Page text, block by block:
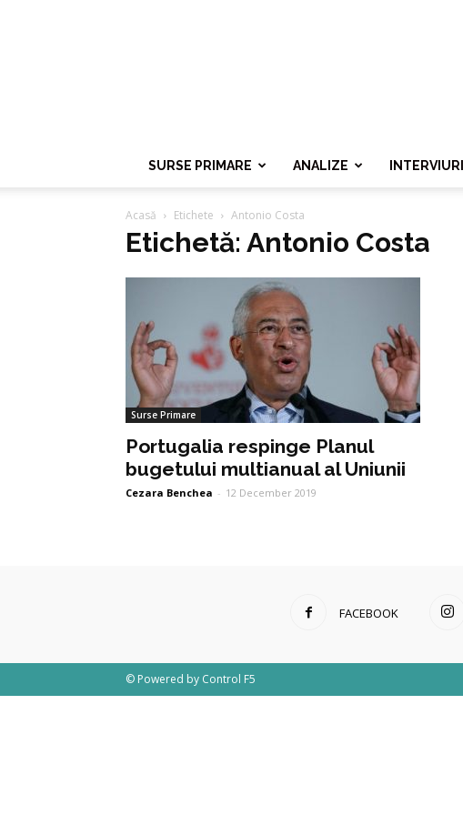
SURSE PRIMARE ANALIZE INTERVIURI
Acasă Etichete Antonio Costa
Etichetă: Antonio Costa
Surse Primare
Portugalia respinge Planul
bugetului multianual al Uniunii
Cezara Benchea - 12 December 2019
FACEBOOK
© Powered by Control F5